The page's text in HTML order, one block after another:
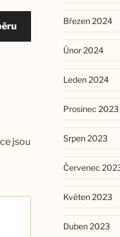
jsou
Březen 2024
Únor 2024
Leden 2024
Prosinec 2023
Srpen 2023
Červenec
Květen 2023
Duben 2023